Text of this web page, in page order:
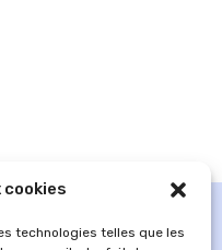
technologies telles que les